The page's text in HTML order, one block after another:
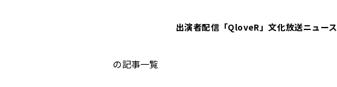
出演者配信「QloveR」文化放送ニュース
日髙のり子
の記事一覧